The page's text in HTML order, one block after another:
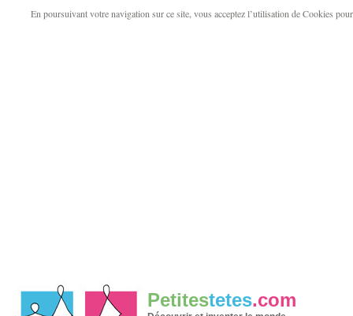
En poursuivant votre navigation sur ce site, vous acceptez l’utilisation de Cookies
Petitestetes.com